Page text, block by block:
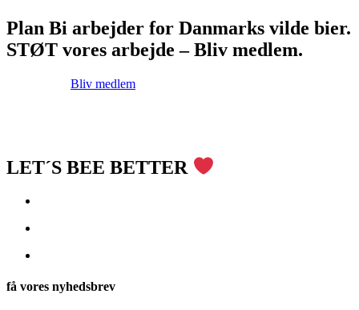
Plan Bi arbejder for Danmarks vilde bier.
STØT vores arbejde – Bliv medlem.
Bliv medlem
LET´S BEE BETTER
få vores nyhedsbrev